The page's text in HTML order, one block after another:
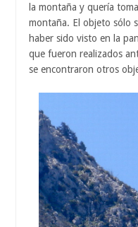
la montaña y quería
montaña. El objeto sólo
haber sido visto en la
que fueron realizados
se encontraron otros